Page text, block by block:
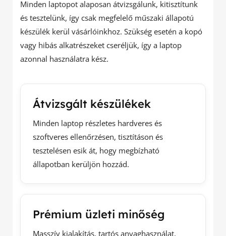
Minden laptopot alaposan átvizsgálunk, kitisztítunk
és tesztelünk, így csak megfelelő műszaki állapotú
készülék kerül vásárlóinkhoz. Szükség esetén a kopó
vagy hibás alkatrészeket cseréljük, így a laptop
azonnal használatra kész.
Átvizsgált készülékek
Minden laptop részletes hardveres és
szoftveres ellenőrzésen, tisztításon és
tesztelésen esik át, hogy megbízható
állapotban kerüljön hozzád.
Prémium üzleti minőség
Masszív kialakítás, tartós anyaghasználat,